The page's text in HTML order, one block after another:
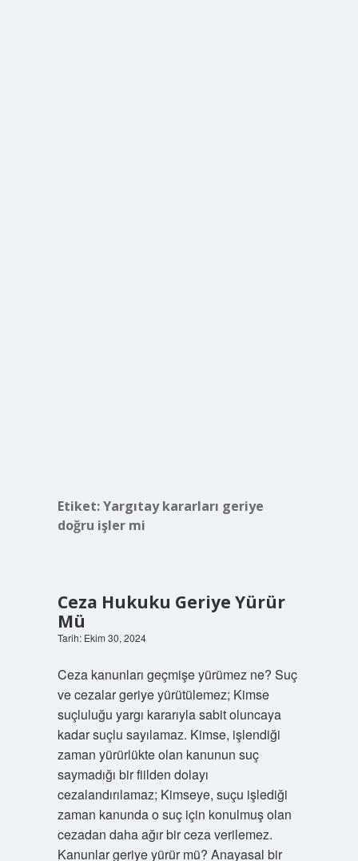
Etiket:Yargıtay kararları geriye
doğru işler mi
Ceza Hukuku Geriye Yürür
Mü
Tarih: Ekim 30, 2024
Ceza kanunları geçmişe yürümez ne? Suç
ve cezalar geriye yürütülemez; Kimse
suçluluğu yargı kararıyla sabit oluncaya
kadar suçlu sayılamaz. Kimse, işlendiği
zaman yürürlükte olan kanunun suç
saymadığı bir fiilden dolayı
cezalandırılamaz; Kimseye, suçu işlediği
zaman kanunda o suç için konulmuş olan
cezadan daha ağır bir ceza verilemez.
Kanunlar geriye yürür mü? Anayasal bir